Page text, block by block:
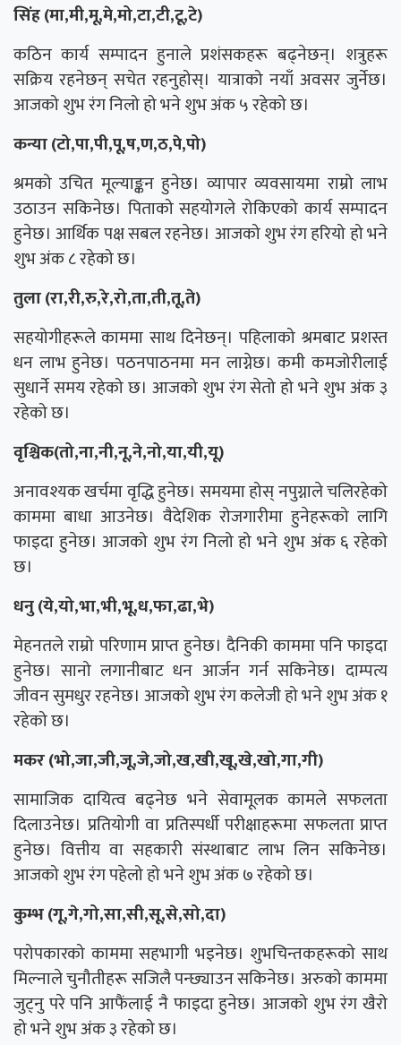
सिंह (मा,मी,मू,मे,मो,टा,टी,टू,टे)
कठिन कार्य सम्पादन हुनाले प्रशंसकहरू बढ्नेछन्। शत्रुहरू
सक्रिय रहनेछन् सचेत रहनुहोस्। यात्राको नयाँ अवसर जुर्नेछ।
आजको शुभ रंग निलो हो भने शुभ अंक ५ रहेको छ।
कन्या (टो,पा,पी,पू,ष,ण,ठ,पे,पो)
श्रमको उचित मूल्याङ्कन हुनेछ। व्यापार व्यवसायमा राम्रो लाभ
उठाउन सकिनेछ। पिताको सहयोगले रोकिएको कार्य सम्पादन
हुनेछ। आर्थिक पक्ष सबल रहनेछ। आजको शुभ रंग हरियो हो भने
शुभ अंक ८ रहेको छ।
तुला (रा,री,रु,रे,रो,ता,ती,तू,ते)
सहयोगीहरूले काममा साथ दिनेछन्। पहिलाको श्रमबाट प्रशस्त
धन लाभ हुनेछ। पठनपाठनमा मन लाग्नेछ। कमी कमजोरीलाई
सुधार्ने समय रहेको छ। आजको शुभ रंग सेतो हो भने शुभ अंक ३
रहेको छ।
वृश्चिक(तो,ना,नी,नू,ने,नो,या,यी,यू)
अनावश्यक खर्चमा वृद्धि हुनेछ। समयमा होस् नपुग्नाले चलिरहेको
काममा बाधा आउनेछ। वैदेशिक रोजगारीमा हुनेहरूको लागि
फाइदा हुनेछ। आजको शुभ रंग निलो हो भने शुभ अंक ६ रहेको
छ।
धनु (ये,यो,भा,भी,भू,ध,फा,ढा,भे)
मेहनतले राम्रो परिणाम प्राप्त हुनेछ। दैनिकी काममा पनि फाइदा
हुनेछ। सानो लगानीबाट धन आर्जन गर्न सकिनेछ। दाम्पत्य
जीवन सुमधुर रहनेछ। आजको शुभ रंग कलेजी हो भने शुभ अंक १
रहेको छ।
मकर (भो,जा,जी,जू,जे,जो,ख,खी,खू,खे,खो,गा,गी)
सामाजिक दायित्व बढ्नेछ भने सेवामूलक कामले सफलता
दिलाउनेछ। प्रतियोगी वा प्रतिस्पर्धी परीक्षाहरूमा सफलता प्राप्त
हुनेछ। वित्तीय वा सहकारी संस्थाबाट लाभ लिन सकिनेछ।
आजको शुभ रंग पहेलो हो भने शुभ अंक ७ रहेको छ।
कुम्भ (गू,गे,गो,सा,सी,सू,से,सो,दा)
परोपकारको काममा सहभागी भइनेछ। शुभचिन्तकहरूको साथ
मिल्नाले चुनौतीहरू सजिलै पन्छ्याउन सकिनेछ। अरुको काममा
जुट्नु परे पनि आफैंलाई नै फाइदा हुनेछ। आजको शुभ रंग खैरो
हो भने शुभ अंक ३ रहेको छ।